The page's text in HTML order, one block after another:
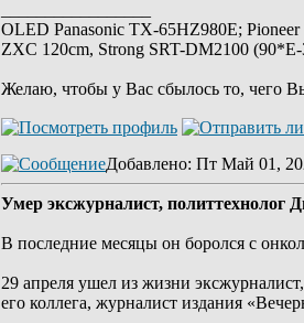
OLED Panasonic TX-65HZ980E;
ZXC 120cm, Strong SRT-DM2100
Желаю, чтобы у Вас сбылось то, чего
Добавлено: Пт Май 01,
Умер эксжурналист, политтехнолог
В последние месяцы он боролся с
29 апреля ушел из жизни
его коллега, журналист издания